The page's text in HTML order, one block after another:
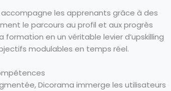
les apprenants grâce à des
le parcours au profil et aux progrès
en un véritable levier d’upskilling
modulables en temps réel.
Dicorama immerge les utilisateurs